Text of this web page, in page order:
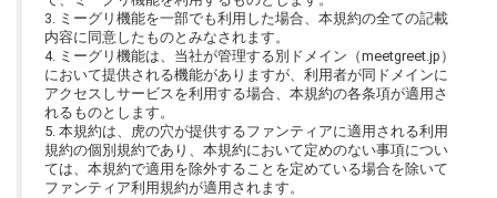
3. ミーグリ機能を一部でも利用した場合、本規約の全ての記載
内容に同意したものとみなされます。
4. ミーグリ機能は、当社が管理する別ドメイン（meetgreet.jp）
において提供される機能がありますが、利用者が同ドメインに
アクセスしサービスを利用する場合、本規約の各条項が適用さ
れるものとします。
5. 本規約は、虎の穴が提供するファンティアに適用される利用
規約の個別規約であり、本規約において定めのない事項につい
ては、本規約で適用を除外することを定めている場合を除いて
ファンティア利用規約が適用されます。